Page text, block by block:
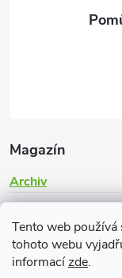
Tento web
tohoto webu
informacízde.
Magazín
Archiv